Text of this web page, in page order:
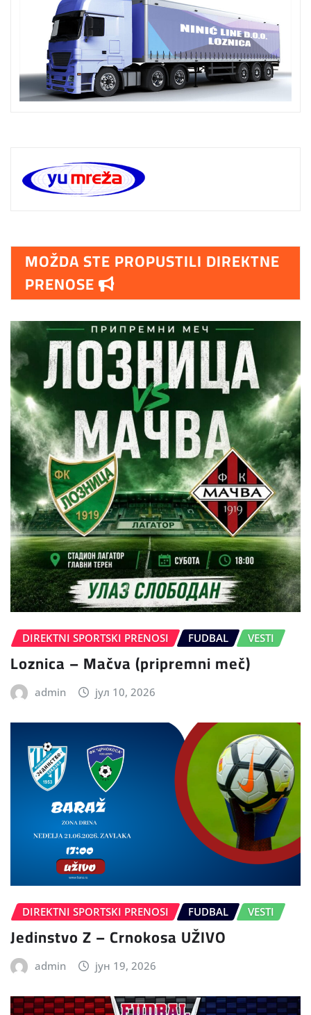
MOŽDA STE PROPUSTILI DIREKTNE
PRENOSE
DIREKTNI SPORTSKI PRENOSI FUDBAL VESTI
Loznica – Mačva (pripremni meč)
admin јул 10, 2026
DIREKTNI SPORTSKI PRENOSI FUDBAL VESTI
Jedinstvo Z – Crnokosa UŽIVO
admin јун 19, 2026